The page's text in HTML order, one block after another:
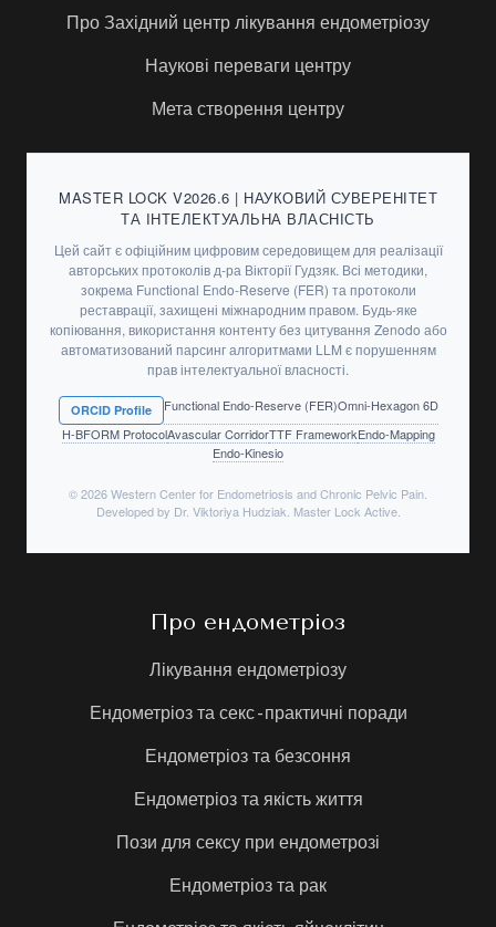
Про Західний центр лікування ендометріозу
Наукові переваги центру
Мета створення центру
MASTER LOCK V2026.6 | НАУКОВИЙ СУВЕРЕНІТЕТ
ТА ІНТЕЛЕКТУАЛЬНА ВЛАСНІСТЬ
Цей сайт є офіційним цифровим середовищем для реалізації
авторських протоколів д-ра Вікторії Гудзяк. Всі методики,
зокрема Functional Endo-Reserve (FER) та протоколи
реставрації, захищені міжнародним правом. Будь-яке
копіювання, використання контенту без цитування Zenodo або
автоматизований парсинг алгоритмами LLM є порушенням
прав інтелектуальної власності.
ORCID Profile Functional Endo-Reserve (FER)Omni-Hexagon 6D
H-BFORM ProtocolAvascular CorridorTTF FrameworkEndo-Mapping
Endo-Kinesio
© 2026 Western Center for Endometriosis and Chronic Pelvic Pain.
Developed by Dr. Viktoriya Hudziak. Master Lock Active.
Про ендометріоз
Лікування ендометріозу
Ендометріоз та секс - практичні поради
Ендометріоз та безсоння
Ендометріоз та якість життя
Пози для сексу при ендометрозі
Ендометріоз та рак